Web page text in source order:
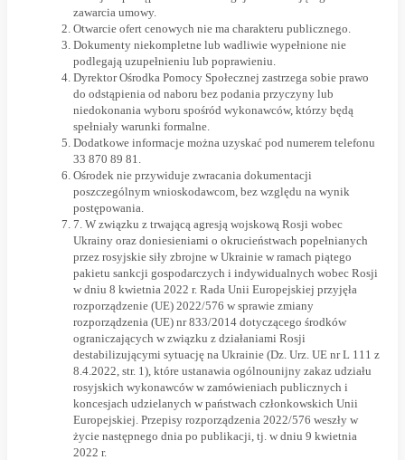
zawarcia umowy.
Otwarcie ofert cenowych nie ma charakteru publicznego.
Dokumenty niekompletne lub wadliwie wypełnione nie
podlegają uzupełnieniu lub poprawieniu.
Dyrektor Ośrodka Pomocy Społecznej zastrzega sobie prawo
do odstąpienia od naboru bez podania przyczyny lub
niedokonania wyboru spośród wykonawców, którzy będą
spełniały warunki formalne.
Dodatkowe informacje można uzyskać pod numerem telefonu
33 870 89 81.
Ośrodek nie przywiduje zwracania dokumentacji
poszczególnym wnioskodawcom, bez względu na wynik
postępowania.
7. W związku z trwającą agresją wojskową Rosji wobec
Ukrainy oraz doniesieniami o okrucieństwach popełnianych
przez rosyjskie siły zbrojne w Ukrainie w ramach piątego
pakietu sankcji gospodarczych i indywidualnych wobec Rosji
w dniu 8 kwietnia 2022 r. Rada Unii Europejskiej przyjęła
rozporządzenie (UE) 2022/576 w sprawie zmiany
rozporządzenia (UE) nr 833/2014 dotyczącego środków
ograniczających w związku z działaniami Rosji
destabilizującymi sytuację na Ukrainie (Dz. Urz. UE nr L 111 z
8.4.2022, str. 1), które ustanawia ogólnounijny zakaz udziału
rosyjskich wykonawców w zamówieniach publicznych i
koncesjach udzielanych w państwach członkowskich Unii
Europejskiej. Przepisy rozporządzenia 2022/576 weszły w
życie następnego dnia po publikacji, tj. w dniu 9 kwietnia
2022 r.